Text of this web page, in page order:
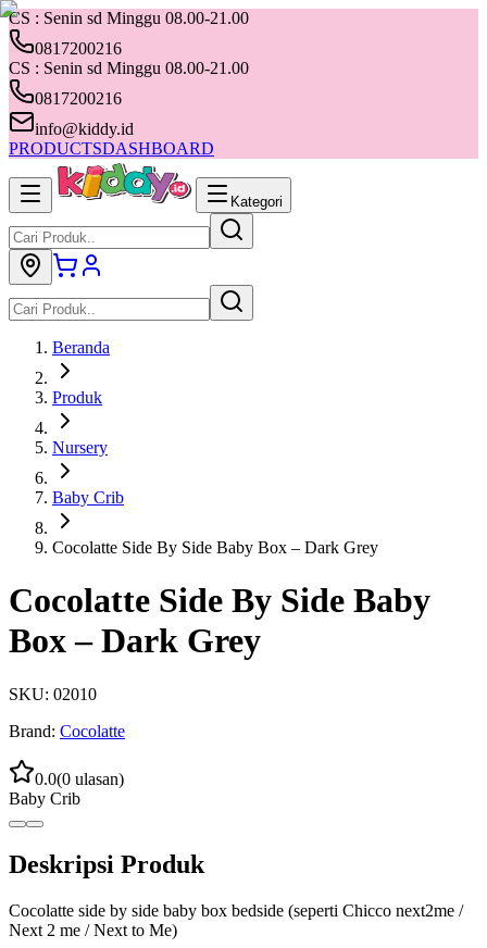
CS : Senin sd Minggu 08.00-21.00
0817200216
CS : Senin sd Minggu 08.00-21.00
0817200216
info@kiddy.id
PRODUCTSDASHBOARD
Kategori
Beranda
Produk
Nursery
Baby Crib
Cocolatte Side By Side Baby Box – Dark Grey
Cocolatte Side By Side Baby
Box – Dark Grey
SKU: 02010
Brand: Cocolatte
0.0(0 ulasan)
Baby Crib
Deskripsi Produk
Cocolatte side by side baby box bedside (seperti Chicco next2me /
Next 2 me / Next to Me)